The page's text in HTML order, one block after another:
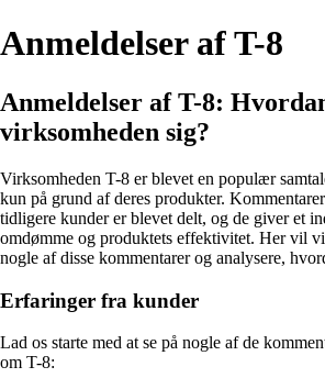
Anmeldelser af T-8
Anmeldelser af T-8:
virksomheden sig?
Virksomheden T-8 er blevet en populær
kun på grund af deres produkter.
tidligere kunder er blevet delt, og de giver et
omdømme og produktets effektivitet. Her vil
nogle af disse kommentarer og analysere,
Erfaringer fra kunder
Lad os starte med at se på nogle af de
om T-8: